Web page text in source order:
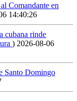
Comandante en
14:40:26
cubana rinde
) 2026-08-06
Santo Domingo